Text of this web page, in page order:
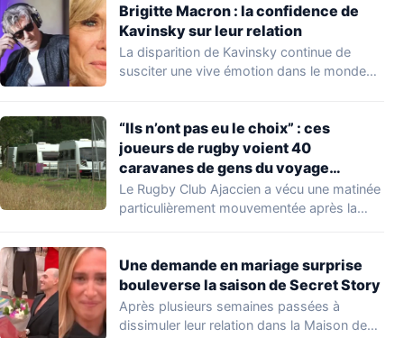
Brigitte Macron : la confidence de
Kavinsky sur leur relation
La disparition de Kavinsky continue de
susciter une vive émotion dans le monde
“Ils n’ont pas eu le choix” : ces
joueurs de rugby voient 40
caravanes de gens du voyage
s’installer dans leur stade, ils les
délogent en moins d’1 heure
Le Rugby Club Ajaccien a vécu une matinée
particulièrement mouvementée après la
Une demande en mariage surprise
bouleverse la saison de Secret Story
Après plusieurs semaines passées à
dissimuler leur relation dans la Maison des